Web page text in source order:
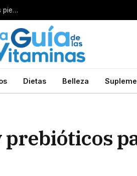
Por esta razón encarcelan a un cirujano después de amputarse ambas piernas
Dietas Belleza